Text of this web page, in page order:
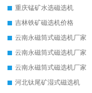
重庆锰矿水选磁选机
吉林铁矿磁选机价格
云南永磁筒式磁选机厂家
云南永磁筒式磁选机厂家
云南永磁筒式磁选机厂家
河北钛尾矿湿式磁选机